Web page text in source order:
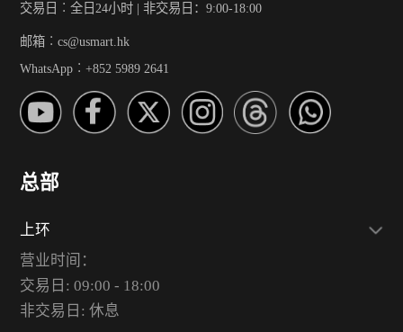
交易日︰全日24小时 | 非交易日：9:00-18:00
邮箱︰cs@usmart.hk
WhatsApp︰+852 5989 2641
总部
上环
营业时间：
交易日: 09:00 - 18:00
非交易日: 休息